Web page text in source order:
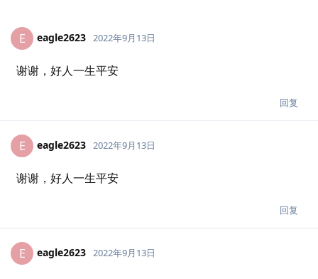
E eagle2623 2022年9月13日
谢谢，好人一生平安
回复
E eagle2623 2022年9月13日
谢谢，好人一生平安
回复
E eagle2623 2022年9月13日